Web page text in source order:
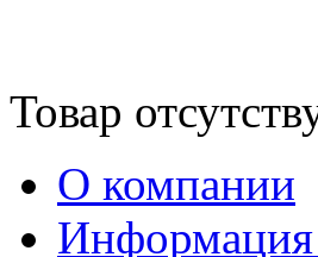
Товар
О компании